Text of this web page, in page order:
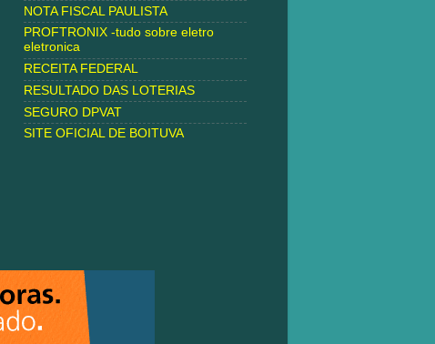
NOTA FISCAL PAULISTA
PROFTRONIX -tudo sobre eletro
eletronica
RECEITA FEDERAL
RESULTADO DAS LOTERIAS
SEGURO DPVAT
SITE OFICIAL DE BOITUVA